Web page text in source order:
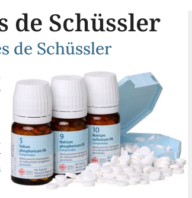
de Schüssler
de Schüssler